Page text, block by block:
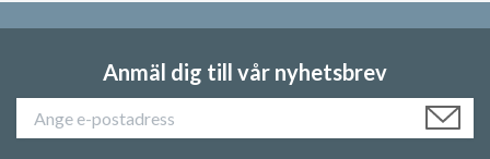
Anmäl dig till vår nyhetsbrev